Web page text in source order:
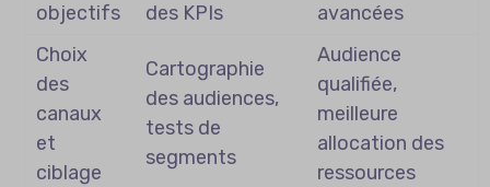
objectifs
des KPIs
avancées
Choix
des
canaux
et
ciblage
Cartographie
des audiences,
tests de
segments
Audience
qualifiée,
meilleure
allocation des
ressources